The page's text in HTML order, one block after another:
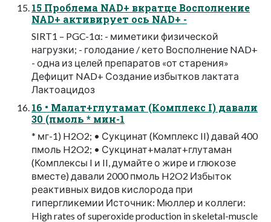
15 Проблема NAD+ вкратце Восполнение
NAD+ активирует ось NAD+ -
SIRT1 – PGC-1α: - миметики физической
нагрузки; - голодание / кето Восполнение NAD+
- одна из целей препаратов «от старения»
Дефицит NAD+ Создание избытков лактата
Лактоацидоз
16 • Малат+глутамат (Комплекс I) давали
30 (пмоль * мин-1
* мг-1) H2O2; • Сукцинат (Комплекс II) давай 400
пмоль H2O2; • Сукцинат+малат+глутаман
(Комплексы I и II, думайте о жире и глюкозе
вместе) давали 2000 пмоль H2O2 Избыток
реактивных видов кислорода при
гипергликемии Источник: Мюллер и коллеги:
High rates of superoxide production in skeletal-muscle